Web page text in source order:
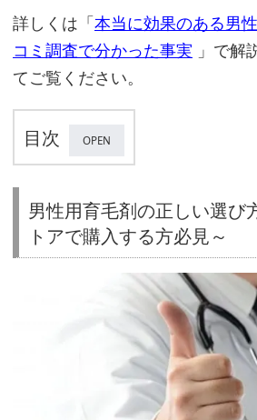
詳しくは「本当に効果のある男
コミ調査で分かった事実 」で解
てご覧ください。
目次
男
性
用
男性用育毛剤の正しい選び
トアで購入する方必見～